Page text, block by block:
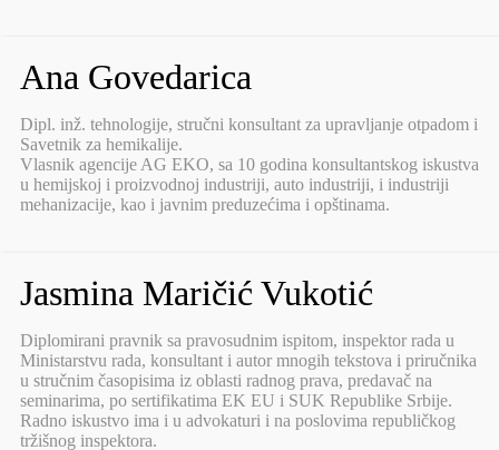
Ana Govedarica
Dipl. inž. tehnologije, stručni konsultant za upravljanje otpadom i
Savetnik za hemikalije.
Vlasnik agencije AG EKO, sa 10 godina konsultantskog iskustva
u hemijskoj i proizvodnoj industriji, auto industriji, i industriji
mehanizacije, kao i javnim preduzećima i opštinama.
Jasmina Maričić Vukotić
Diplomirani pravnik sa pravosudnim ispitom, inspektor rada u
Ministarstvu rada, konsultant i autor mnogih tekstova i priručnika
u stručnim časopisima iz oblasti radnog prava, predavač na
seminarima, po sertifikatima EK EU i SUK Republike Srbije.
Radno iskustvo ima i u advokaturi i na poslovima republičkog
tržišnog inspektora.